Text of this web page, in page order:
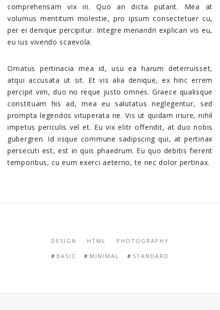
comprehensam vix in. Quo an dicta putant. Mea at
volumus mentitum molestie, pro ipsum consectetuer cu,
per ei denique percipitur. Integre menandri explicari vis eu,
eu ius vivendo scaevola.
Ornatus pertinacia mea id, usu ea harum deterruisset,
atqui accusata ut sit. Et vis alia denique, ex hinc errem
percipit vim, duo no reque justo omnes. Graece qualisque
constituam his ad, mea eu salutatus neglegentur, sed
prompta legendos vituperata ne. Vis ut quidam iriure, nihil
impetus periculis vel et. Eu vix elitr offendit, at duo nobis
gubergren. Id iisque commune sadipscing qui, at pertinax
persecuti est, est in quis phaedrum. Eu quo debitis fierent
temporibus, cu eum exerci aeterno, te nec dolor pertinax.
DESIGN HTML PHOTOGRAPHY
BASIC MINIMAL STANDARD